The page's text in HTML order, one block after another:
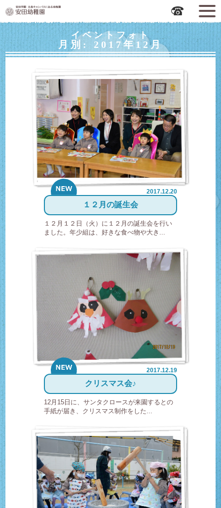
広島市中区の安田幼稚園
イベントフォト
月別: 2017年12月
2017.12.20
１２月の誕生会
１２月１２日（火）に１２月の誕生会を行い
ました。年少組は、好きな食べ物や大き...
2017.12.19
クリスマス会♪
12月15日に、サンタクロースが来園するとの
手紙が届き、クリスマス制作をした...